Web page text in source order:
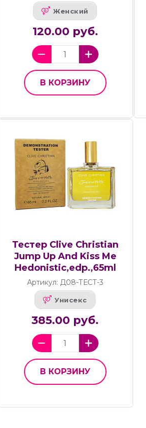
Женский
120.00 руб.
В КОРЗИНУ
Тестер Clive Christian
Jump Up And Kiss Me
Hedonistic,edp.,65ml
Артикул: Д08-ТЕСТ-3
Унисекс
385.00 руб.
В КОРЗИНУ